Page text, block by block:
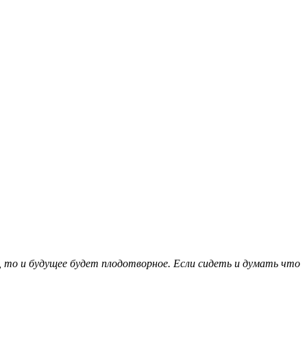
и будущее будет плодотворное. Если сидеть и думать что